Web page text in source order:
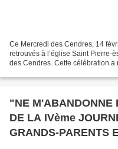
Ce Mercredi des Cendres, 14
retrouvés à l’église Saint Pierre-
des Cendres. Cette célébration a
"NE M'ABANDONNE
DE LA IVème
GRANDS-PARENTS